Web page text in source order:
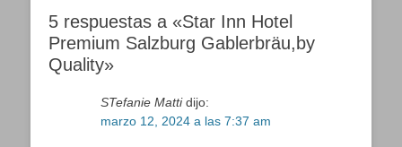
5 respuestas a «Star Inn Hotel
Premium Salzburg Gablerbräu,by
Quality»
STefanie Matti dijo:
marzo 12, 2024 a las 7:37 am